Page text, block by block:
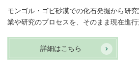
モンゴル・ゴビ砂漠での化石発掘から研
業や研究のプロセスを、そのまま現在進行
詳細はこちら